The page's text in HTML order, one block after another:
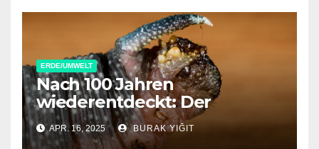
ERDE/UMWELT
Nach 100 Jahren
wiederentdeckt: Der
Himalaya-Samtwurm kehrt
zurück
APR. 16, 2025 BURAK YIĞIT